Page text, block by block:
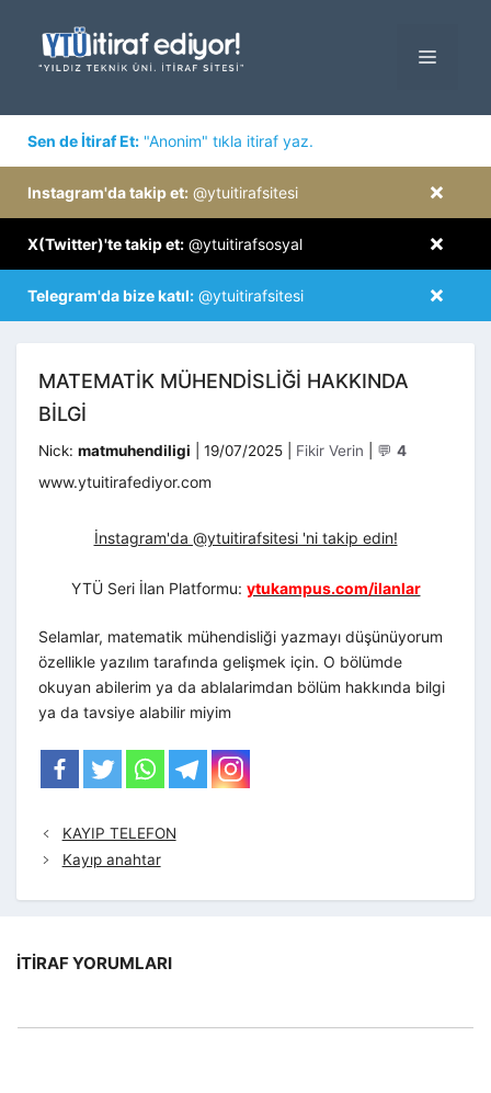
MENÜ
Sen de İtiraf Et: "Anonim" tıkla itiraf yaz.
×
Instagram'da takip et: @ytuitirafsitesi
×
X(Twitter)'te takip et: @ytuitirafsosyal
×
Telegram'da bize katıl: @ytuitirafsitesi
MATEMATIK MÜHENDISLIĞI HAKKINDA
BILGI
Nick: matmuhendiligi 19/07/2025 Kategoriler
Fikir Verin 💬 4
www.ytuitirafediyor.com
İnstagram'da @ytuitirafsitesi 'ni takip edin!
YTÜ Seri İlan Platformu: ytukampus.com/ilanlar
Selamlar, matematik mühendisliği yazmayı düşünüyorum
özellikle yazılım tarafında gelişmek için. O bölümde
okuyan abilerim ya da ablalarimdan bölüm hakkında bilgi
ya da tavsiye alabilir miyim
KAYIP TELEFON
Kayıp anahtar
İTIRAF YORUMLARI